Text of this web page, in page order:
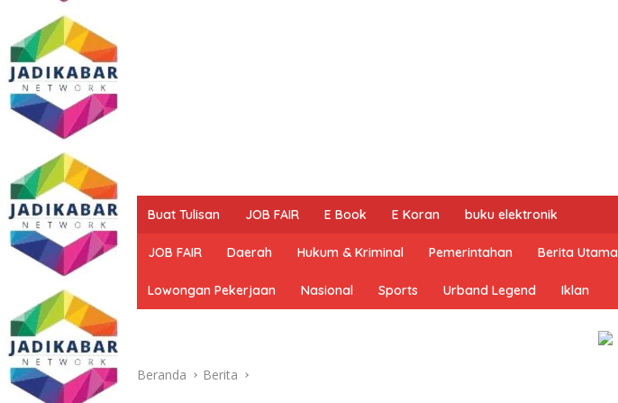
Buat Tulisan JOB FAIR E Book E Koran buku elektronik
JOB FAIR Daerah Hukum & Kriminal Pemerintahan Berita Utama
Lowongan Pekerjaan Nasional Sports Urband Legend Iklan
Beranda Berita